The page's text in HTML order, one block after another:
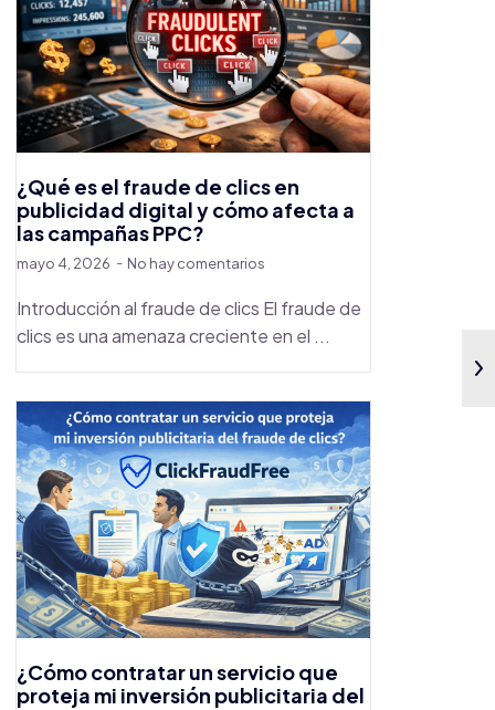
¿Qué es el fraude de clics en
publicidad digital y cómo afecta a
las campañas PPC?
mayo 4, 2026 No hay comentarios
Introducción al fraude de clics El fraude de
clics es una amenaza creciente en el ...
¿Cómo contratar un servicio que
proteja mi inversión publicitaria del